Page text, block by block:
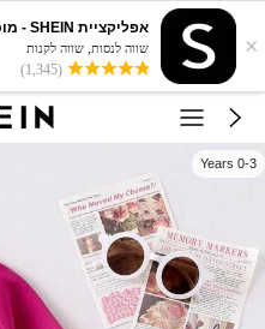
×
אפליקציית SHEIN - מוכן, הכן, סטייל!
שווה לנסות, שווה לקנות
(1,345)
0-3 Years